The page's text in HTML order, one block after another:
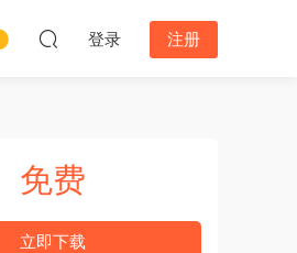
登录 注册
免费
立即下载